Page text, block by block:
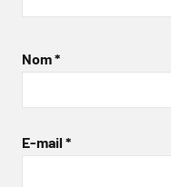
Nom*
E-mail *